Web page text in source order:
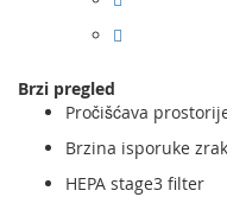
Brzi pregled
Pročišćava
Brzina isporuke
HEPA stage3 filter